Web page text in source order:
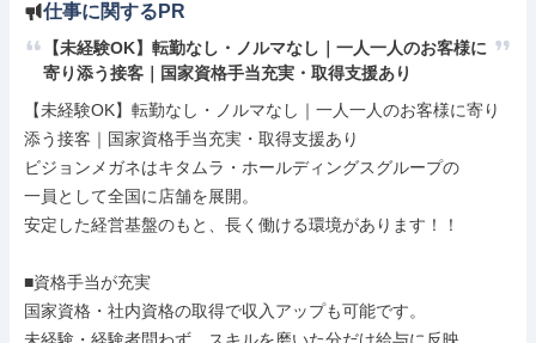
仕事に関するPR
【未経験OK】転勤なし・ノルマなし｜一人一人のお客様に
寄り添う接客｜国家資格手当充実・取得支援あり
【未経験OK】転勤なし・ノルマなし｜一人一人のお客様に寄り
添う接客｜国家資格手当充実・取得支援あり
ビジョンメガネはキタムラ・ホールディングスグループの
一員として全国に店舗を展開。
安定した経営基盤のもと、長く働ける環境があります！！
■資格手当が充実
国家資格・社内資格の取得で収入アップも可能です。